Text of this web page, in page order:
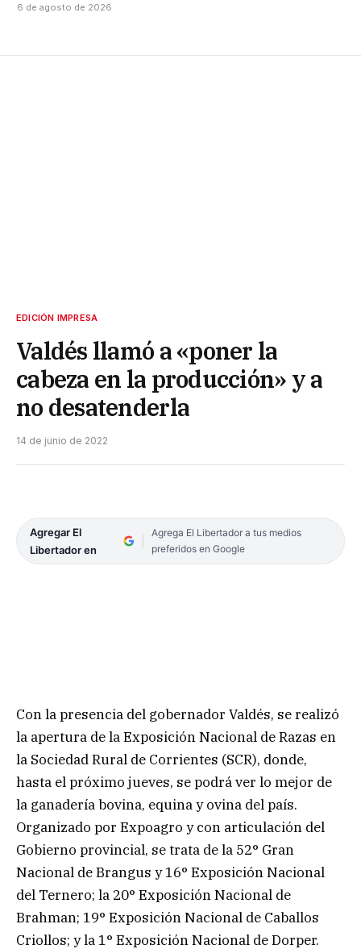
6 de agosto de 2026
EDICIÓN IMPRESA
Valdés llamó a «poner la
cabeza en la producción» y a
no desatenderla
14 de junio de 2022
Agregar El
Libertador en
Agrega El Libertador a tus medios
preferidos en Google
Con la presencia del gobernador Valdés, se realizó
la apertura de la Exposición Nacional de Razas en
la Sociedad Rural de Corrientes (SCR), donde,
hasta el próximo jueves, se podrá ver lo mejor de
la ganadería bovina, equina y ovina del país.
Organizado por Expoagro y con articulación del
Gobierno provincial, se trata de la 52° Gran
Nacional de Brangus y 16° Exposición Nacional
del Ternero; la 20° Exposición Nacional de
Brahman; 19° Exposición Nacional de Caballos
Criollos; y la 1° Exposición Nacional de Dorper.